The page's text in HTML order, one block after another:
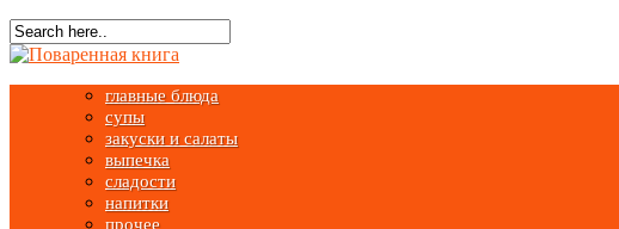
главные блюда
супы
закуски и салаты
выпечка
сладости
напитки
прочее